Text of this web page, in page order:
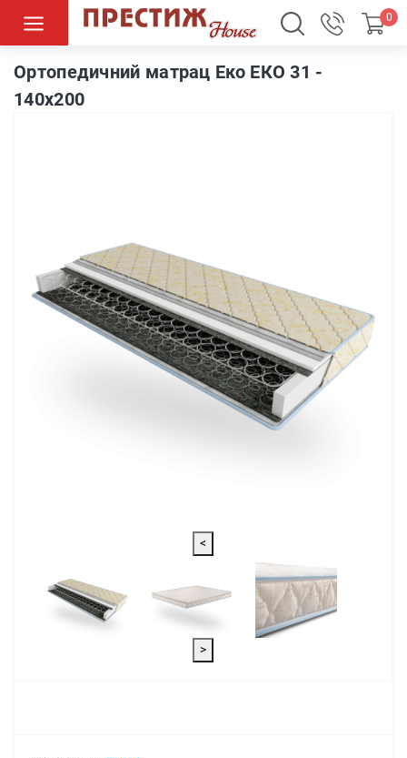
0
Ортопедичний матрац Еко ЕКО 31 - 140х200
Ортопедичний матрац Еко ЕКО 31 -
140х200
<
>